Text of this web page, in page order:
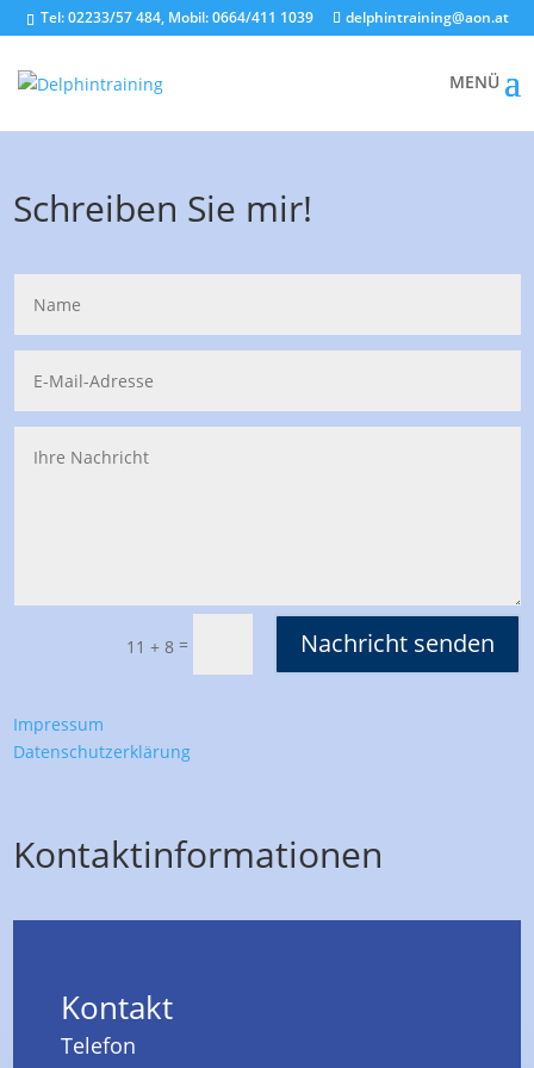
Tel: 02233/57 484, Mobil: 0664/411 1039 delphintraining@aon.at
Schreiben Sie mir!
11 + 8= Nachricht senden
Impressum
Datenschutzerklärung
Kontaktinformationen
Kontakt
Telefon